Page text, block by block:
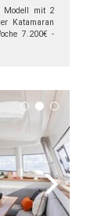
Modell mit 2
Katamaran
7.200€ -
Next